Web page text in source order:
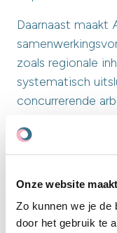
Onze website
Zo kunnen we je de
door het gebruik te
Daarnaast maakt
zoals regionale
systematisch
concurrerende
Kortom: een
voor de
ook